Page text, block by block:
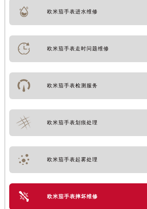
欧米茄手表进水维修
欧米茄手表走时问题维修
欧米茄手表检测服务
欧米茄手表划痕处理
欧米茄手表起雾处理
欧米茄手表摔坏维修